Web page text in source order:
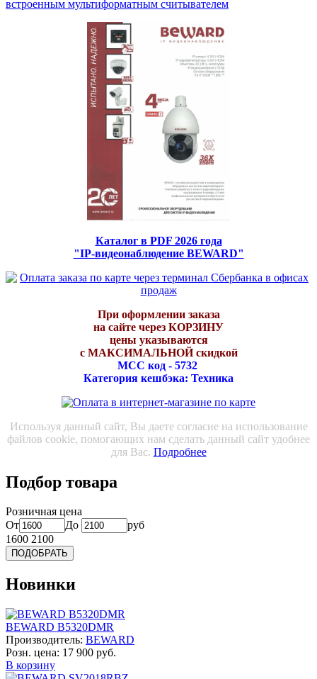
встроенным мультиформатным считывателем
Каталог в PDF 2026 года
"IP-видеонаблюдение BEWARD"
При оформлении заказа
на сайте через КОРЗИНУ
цены указываются
с МАКСИМАЛЬНОЙ скидкой
МСС код - 5732
Категория кешбэка: Техника
Используя данный сайт, Вы даете согласие на использование
файлов cookie, помогающих нам сделать данный сайт удобнее
для Вас. Подробнее
Подбор товара
Розничная цена
От
До
руб
1600 2100
Новинки
BEWARD B5320DMR
Производитель: BEWARD
Розн. цена: 17 900 руб.
В корзину